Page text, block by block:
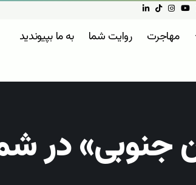
مهاجرت روایت شما به ما بپیوندید
جنوبی» در